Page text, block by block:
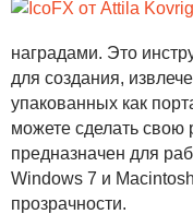
наградами. Это
для создания,
упакованных как
можете сделать свою
предназначен для
Windows 7 и
прозрачности.